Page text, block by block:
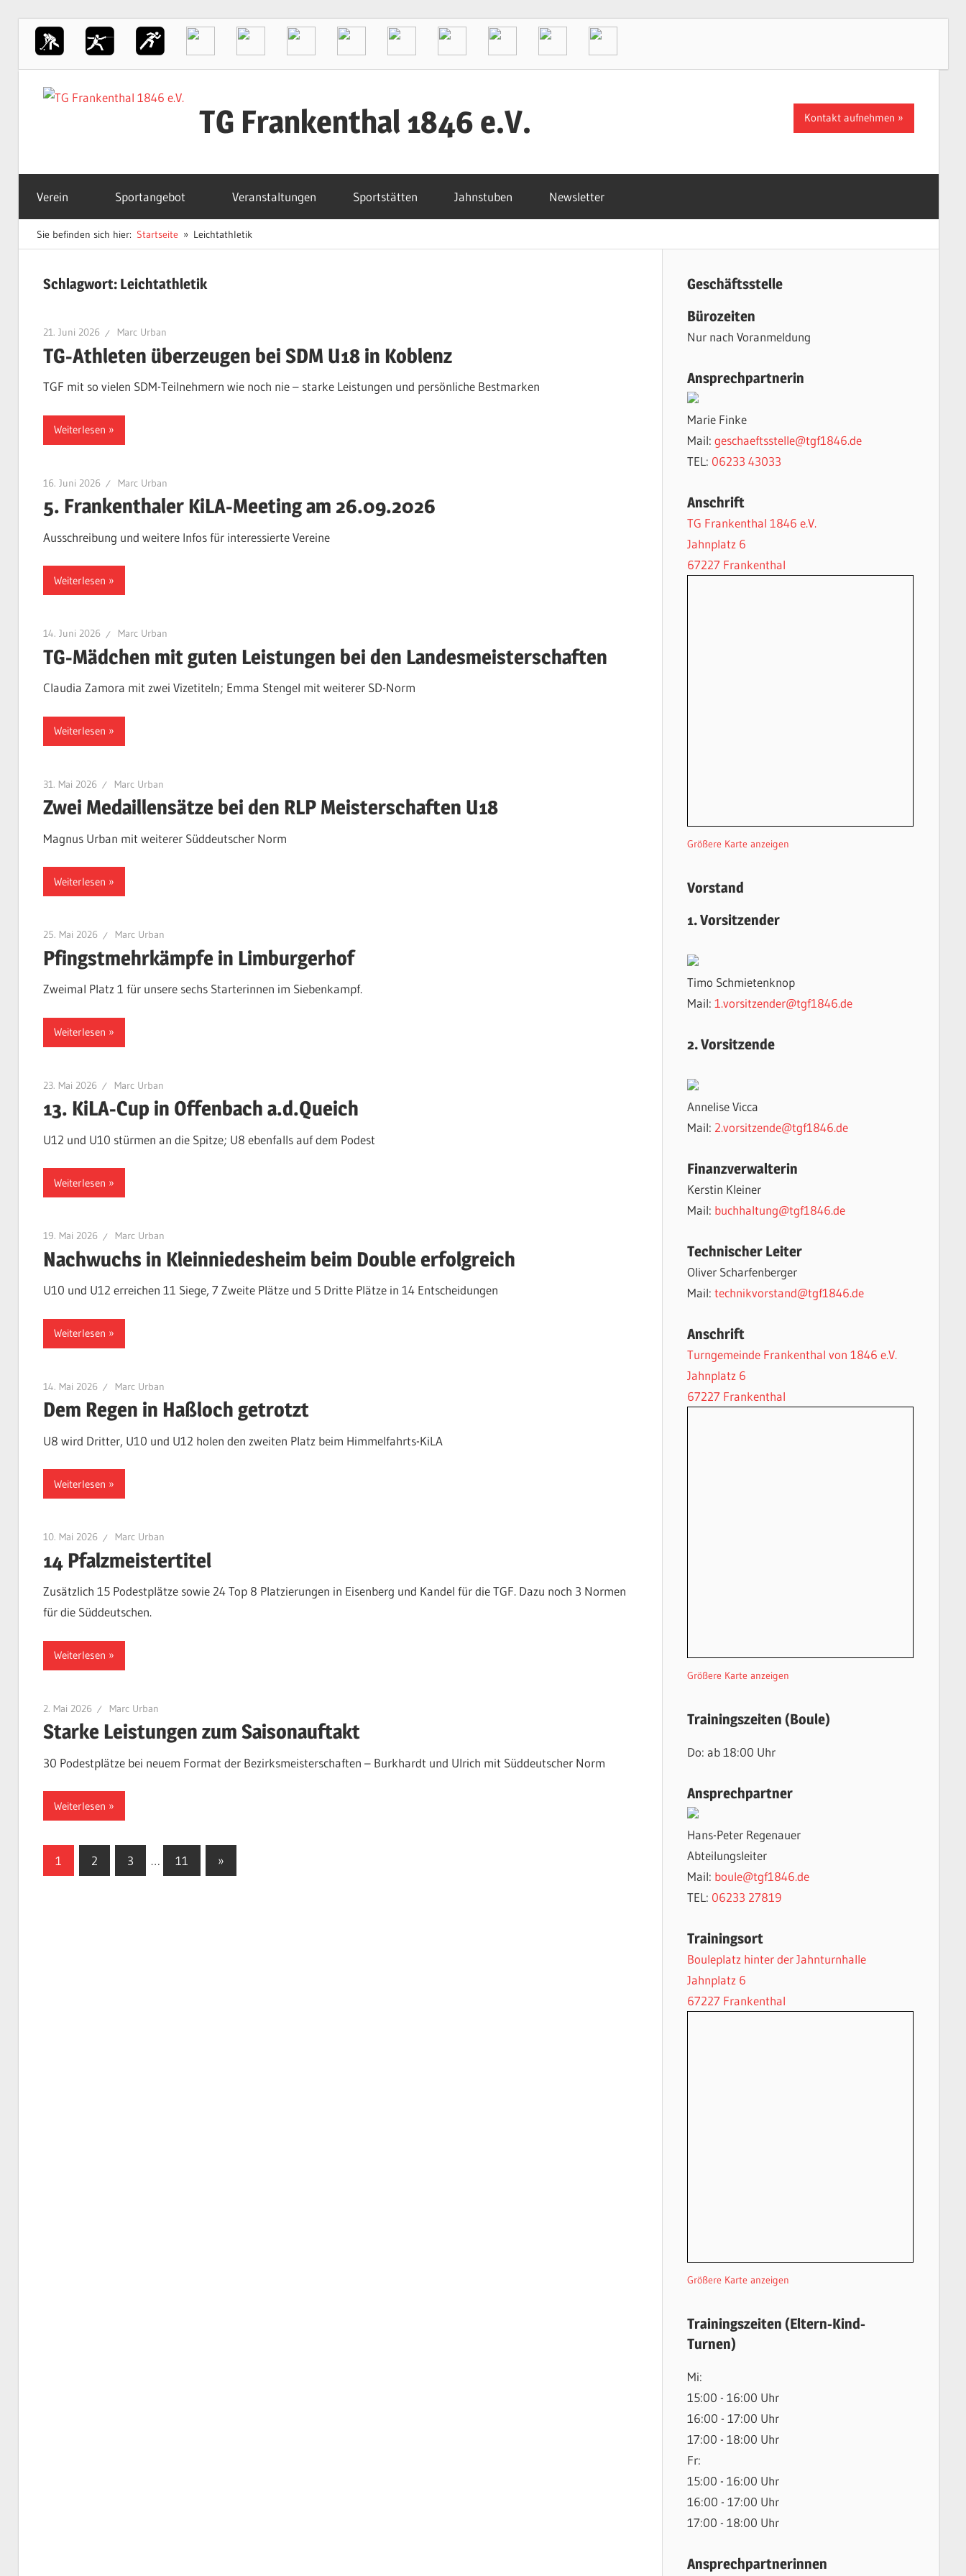
Inhalt
TG Frankenthal 1846 e.V.
Sportverein
in
Frankenthal
Kontakt aufnehmen
Verein Sportangebot Veranstaltungen Sportstätten Jahnstuben Newsletter
Sie befinden sich hier: Startseite Leichtathletik
Schlagwort: Leichtathletik
21. Juni 2026 Marc Urban
TG-Athleten überzeugen bei SDM U18 in Koblenz
TGF mit so vielen SDM-Teilnehmern wie noch nie – starke Leistungen und persönliche Bestmarken
Weiterlesen
16. Juni 2026 Marc Urban
5. Frankenthaler KiLA-Meeting am 26.09.2026
Ausschreibung und weitere Infos für interessierte Vereine
Weiterlesen
14. Juni 2026 Marc Urban
TG-Mädchen mit guten Leistungen bei den Landesmeisterschaften
Claudia Zamora mit zwei Vizetiteln; Emma Stengel mit weiterer SD-Norm
Weiterlesen
31. Mai 2026 Marc Urban
Zwei Medaillensätze bei den RLP Meisterschaften U18
Magnus Urban mit weiterer Süddeutscher Norm
Weiterlesen
25. Mai 2026 Marc Urban
Pfingstmehrkämpfe in Limburgerhof
Zweimal Platz 1 für unsere sechs Starterinnen im Siebenkampf.
Weiterlesen
23. Mai 2026 Marc Urban
13. KiLA-Cup in Offenbach a.d.Queich
U12 und U10 stürmen an die Spitze; U8 ebenfalls auf dem Podest
Weiterlesen
19. Mai 2026 Marc Urban
Nachwuchs in Kleinniedesheim beim Double erfolgreich
U10 und U12 erreichen 11 Siege, 7 Zweite Plätze und 5 Dritte Plätze in 14 Entscheidungen
Weiterlesen
14. Mai 2026 Marc Urban
Dem Regen in Haßloch getrotzt
U8 wird Dritter, U10 und U12 holen den zweiten Platz beim Himmelfahrts-KiLA
Weiterlesen
10. Mai 2026 Marc Urban
14 Pfalzmeistertitel
Zusätzlich 15 Podestplätze sowie 24 Top 8 Platzierungen in Eisenberg und Kandel für die TGF. Dazu noch 3 Normen
für die Süddeutschen.
Weiterlesen
2. Mai 2026 Marc Urban
Starke Leistungen zum Saisonauftakt
30 Podestplätze bei neuem Format der Bezirksmeisterschaften – Burkhardt und Ulrich mit Süddeutscher Norm
Weiterlesen
Seitennummerierung
1 2 3 … 11
Nächste
Beiträge
»
Geschäftsstelle
Bürozeiten
Nur nach Voranmeldung
Ansprechpartnerin
Marie Finke
Mail: geschaeftsstelle@tgf1846.de
TEL: 06233 43033
Anschrift
TG Frankenthal 1846 e.V.
Jahnplatz 6
67227 Frankenthal
Größere Karte anzeigen
Vorstand
1. Vorsitzender
Timo Schmietenknop
Mail: 1.vorsitzender@tgf1846.de
2. Vorsitzende
Annelise Vicca
Mail: 2.vorsitzende@tgf1846.de
Finanzverwalterin
Kerstin Kleiner
Mail: buchhaltung@tgf1846.de
Technischer Leiter
Oliver Scharfenberger
Mail: technikvorstand@tgf1846.de
Anschrift
Turngemeinde Frankenthal von 1846 e.V.
Jahnplatz 6
67227 Frankenthal
Größere Karte anzeigen
Trainingszeiten (Boule)
Do: ab 18:00 Uhr
Ansprechpartner
Hans-Peter Regenauer
Abteilungsleiter
Mail: boule@tgf1846.de
TEL: 06233 27819
Trainingsort
Bouleplatz hinter der Jahnturnhalle
Jahnplatz 6
67227 Frankenthal
Größere Karte anzeigen
Trainingszeiten (Eltern-Kind-
Turnen)
Mi:
15:00 - 16:00 Uhr
16:00 - 17:00 Uhr
17:00 - 18:00 Uhr
Fr:
15:00 - 16:00 Uhr
16:00 - 17:00 Uhr
17:00 - 18:00 Uhr
Ansprechpartnerinnen